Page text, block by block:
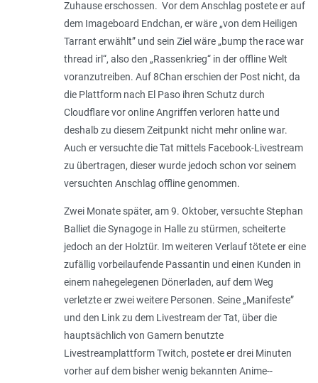
Zuhause erschossen. Vor dem Anschlag postete er auf
dem Imageboard Endchan, er wäre „von dem Heiligen
Tarrant erwählt” und sein Ziel wäre „bump the race war
thread irl“, also den „Rassenkrieg“ in der offline Welt
voranzutreiben. Auf 8Chan erschien der Post nicht, da
die Plattform nach El Paso ihren Schutz durch
Cloudflare vor online Angriffen verloren hatte und
deshalb zu diesem Zeitpunkt nicht mehr online war.
Auch er versuchte die Tat mittels Facebook-Livestream
zu übertragen, dieser wurde jedoch schon vor seinem
versuchten Anschlag offline genommen.
Zwei Monate später, am 9. Oktober, versuchte Stephan
Balliet die Syna­goge in Halle zu stürmen, scheiterte
jedoch an der Holztür. Im weiteren Verlauf tötete er eine
zufällig vorbeilaufende Passantin und einen Kunden in
einem nahegelegenen Dönerladen, auf dem Weg
verletzte er zwei weitere Personen. Seine „Manifeste”
und den Link zu dem Livestream der Tat, über die
hauptsächlich von Gamern benutzte
Livestreamplattform Twitch, postete er drei Minuten
vorher auf dem bisher wenig bekannten Anime-­